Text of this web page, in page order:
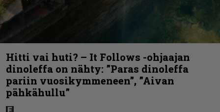
Hitti vai huti? – It Follows -ohjaajan
dinoleffa on nähty: ”Paras dinoleffa
pariin vuosikymmeneen”, ”Aivan
pähkähullu”